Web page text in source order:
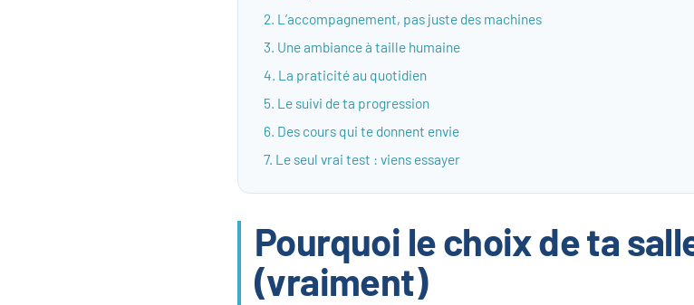
2. L’accompagnement, pas juste des machines
3. Une ambiance à taille humaine
4. La praticité au quotidien
5. Le suivi de ta progression
6. Des cours qui te donnent envie
7. Le seul vrai test : viens essayer
Pourquoi le choix de ta
(vraiment)